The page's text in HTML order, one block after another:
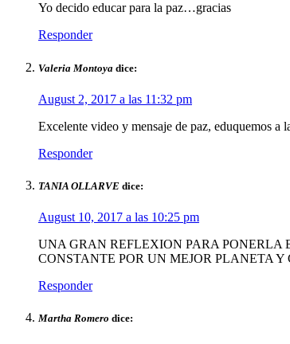
Yo decido educar para la paz…gracias
Responder
Valeria Montoya dice:
August 2, 2017 a las 11:32 pm
Excelente video y mensaje de paz, eduquemos
Responder
TANIA OLLARVE dice:
August 10, 2017 a las 10:25 pm
UNA GRAN REFLEXION PARA PONERLA
CONSTANTE POR UN MEJOR PLANETA
Responder
Martha Romero dice: